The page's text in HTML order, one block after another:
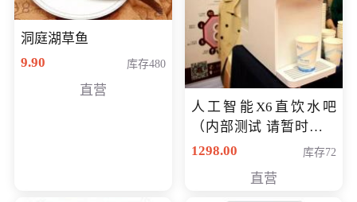
洞庭湖草鱼
9.90
库存480
直营
人工智能X6直饮水吧
（内部测试 请暂时不要
购买）
1298.00 库存72
直营